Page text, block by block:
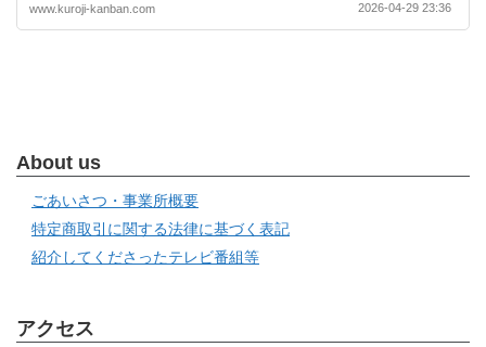
www.kuroji-kanban.com 2026-04-29 23:36
About us
ごあいさつ・事業所概要
特定商取引に関する法律に基づく表記
紹介してくださったテレビ番組等
アクセス